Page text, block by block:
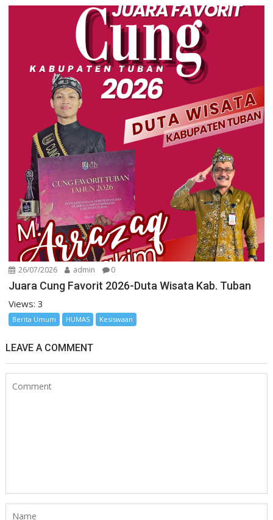
26/07/2026 admin 0
Juara Cung Favorit 2026-Duta Wisata Kab. Tuban
Views: 3
Berita Umum HUMAS Kesiswaan
LEAVE A COMMENT